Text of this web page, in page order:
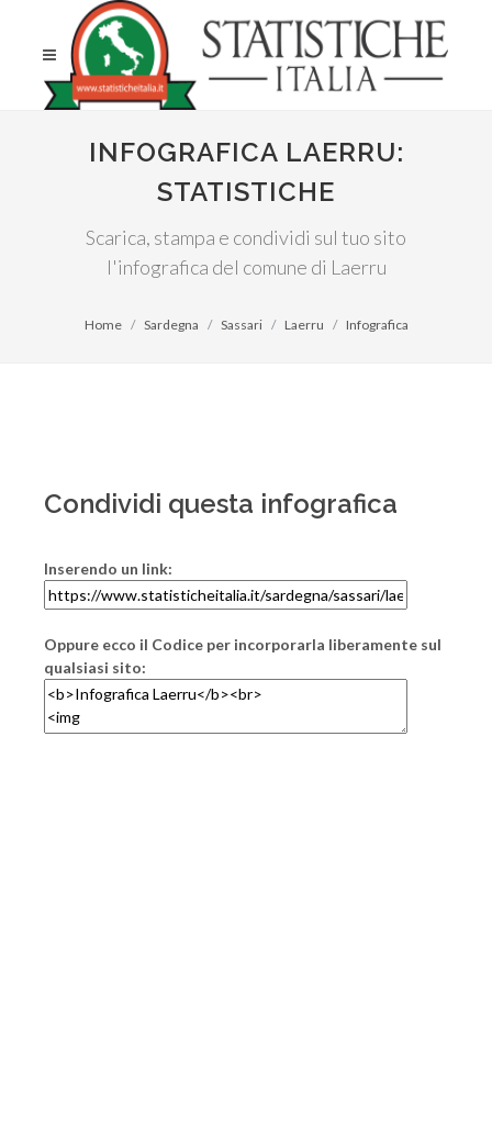
INFOGRAFICA LAERRU:
STATISTICHE
Scarica, stampa e condividi sul tuo sito
l'infografica del comune di Laerru
Home Sardegna Sassari Laerru Infografica
Condividi questa infografica
Inserendo un link:
Oppure ecco il Codice per incorporarla liberamente sul
qualsiasi sito: